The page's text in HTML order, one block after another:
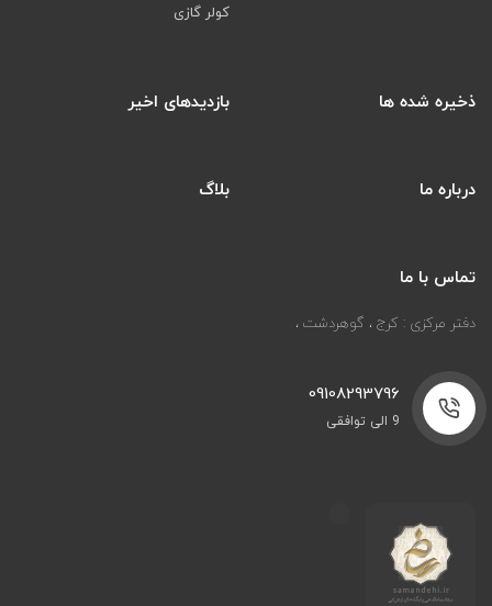
کولر گازی
ذخیره شده ها بازدیدهای اخیر
درباره ما بلاگ
تماس با ما
دفتر مرکزی : کرج ، گوهردشت ،
09108293796
9 الی توافقی